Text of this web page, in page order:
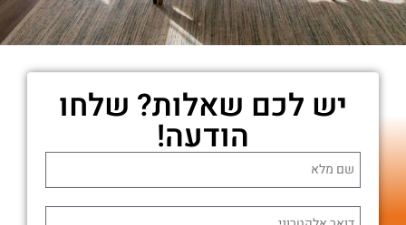
יש לכם שאלות? שלחו
הודעה!